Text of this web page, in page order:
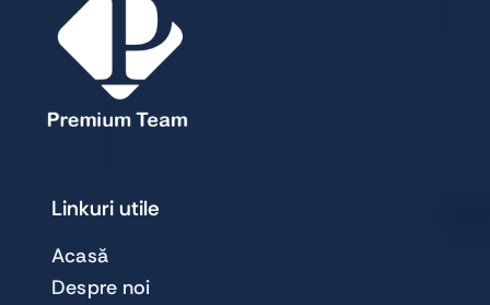
Linkuri utile
Acasă
Despre noi